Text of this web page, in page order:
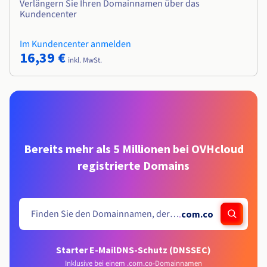
Verlängern Sie Ihren Domainnamen über das
Kundencenter
Im Kundencenter anmelden
16,39 € inkl. MwSt.
Bereits mehr als 5 Millionen bei OVHcloud
registrierte Domains
.com.co
Starter E-MailDNS-Schutz (DNSSEC)
Inklusive bei einem .com.co-Domainnamen